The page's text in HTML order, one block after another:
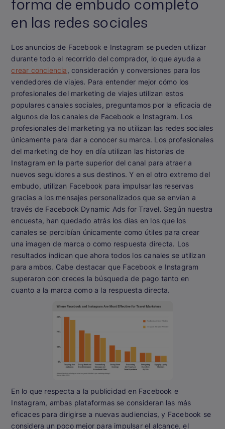
forma de embudo completo
en las redes sociales
Los anuncios de Facebook e Instagram se pueden utilizar
durante todo el recorrido del comprador, lo que ayuda a
crear conciencia , consideración y conversiones para los
vendedores de viajes. Para entender mejor cómo los
profesionales del marketing de viajes utilizan estos
populares canales sociales, preguntamos por la eficacia de
algunos de los canales de Facebook e Instagram. Los
profesionales del marketing ya no utilizan las redes sociales
únicamente para dar a conocer su marca. Los profesionales
del marketing de hoy en día utilizan las historias de
Instagram en la parte superior del canal para atraer a
nuevos seguidores a sus destinos. Y en el otro extremo del
embudo, utilizan Facebook para impulsar las reservas
gracias a los mensajes personalizados que se envían a
través de Facebook Dynamic Ads for Travel. Según nuestra
encuesta, han quedado atrás los días en los que los
canales se percibían únicamente como útiles para crear
una imagen de marca o como respuesta directa. Los
resultados indican que ahora todos los canales se utilizan
para ambos. Cabe destacar que Facebook e Instagram
superaron con creces la búsqueda de pago tanto en
cuanto a la marca como a la respuesta directa.
En lo que respecta a la publicidad en Facebook e
Instagram, ambas plataformas se consideran las más
eficaces para dirigirse a nuevas audiencias, y Facebook se
considera un poco mejor para impulsar el alcance, el